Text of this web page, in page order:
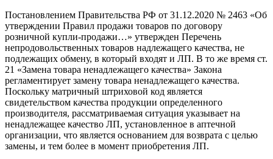
Постановлением Правительства РФ от 31.12.2020 № 2463 «Об
утверждении Правил продажи товаров по договору
розничной купли-продажи…» утвержден Перечень
непродовольственных товаров надлежащего качества, не
подлежащих обмену, в который входят и ЛП. В то же время ст.
21 «Замена товара ненадлежащего качества» Закона
регламентирует замену товара ненадлежащего качества.
Поскольку матричный штриховой код является
свидетельством качества продукции определенного
производителя, рассматриваемая ситуация указывает на
ненадлежащее качество ЛП, установленное в аптечной
организации, что является основанием для возврата с целью
замены, и тем более в момент приобретения ЛП.